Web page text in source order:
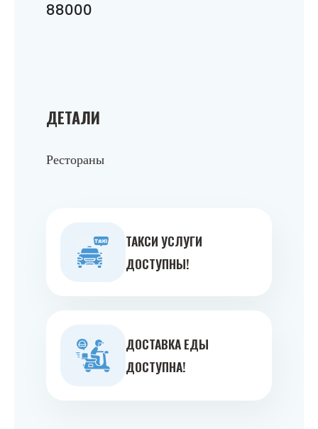
ДЕТАЛИ
Рестораны
ТАКСИ УСЛУГИ
ДОСТУПНЫ!
ДОСТАВКА ЕДЫ
ДОСТУПНА!
88000